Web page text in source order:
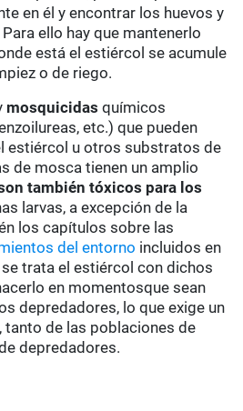
en él y encontrar los huevos y
ello hay que mantenerlo
está el estiércol se acumule
o de riego.
mosquicidas químicos
etc.) que pueden
estiércol u otros substratos de
de mosca tienen un amplio
también tóxicos para los
larvas, a excepción de la
los capítulos sobre las
del entorno incluidos en
trata el estiércol con dichos
en momentosque sean
depredadores, lo que exige un
de las poblaciones de
depredadores.